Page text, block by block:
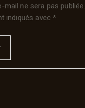
mail ne sera pas publiée.
indiqués avec*